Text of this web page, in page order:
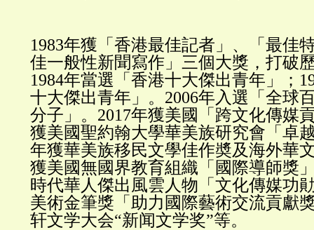
1983年獲「香港最佳記者」、「最佳
佳一般性新聞寫作」三個大獎，打破
1984年當選「香港十大傑出青年」；
十大傑出青年」。2006年入選「全球
分子」。2017年獲美國「跨文化傳媒
獲美國聖約翰大學華美族研究會「卓
年獲華美族移民文學佳作奬及海外華
獲美國無國界教育組織「國際導師獎
時代華人傑出風雲人物「文化傳媒功
美術金筆獎「助力國際藝術交流貢獻
轩文学大会“新闻文学奖”等。